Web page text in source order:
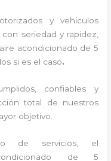
y vehículos
seriedad y rapidez,
aire acondicionado de 5
si es el caso.
confiables y
total de nuestros
objetivo.
de servicios, el
de 5